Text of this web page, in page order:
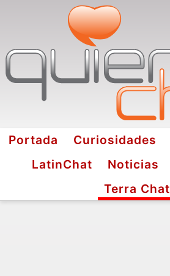
Portada Curiosidades
LatinChat
Noticias
Terra Chat